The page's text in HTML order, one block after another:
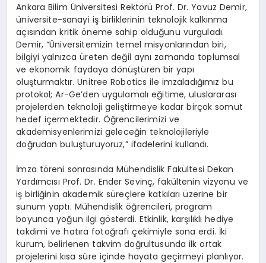
Ankara Bilim Üniversitesi Rektörü Prof. Dr. Yavuz Demir,
üniversite-sanayi iş birliklerinin teknolojik kalkınma
açısından kritik öneme sahip olduğunu vurguladı.
Demir, “Üniversitemizin temel misyonlarından biri,
bilgiyi yalnızca üreten değil aynı zamanda toplumsal
ve ekonomik faydaya dönüştüren bir yapı
oluşturmaktır. Unitree Robotics ile imzaladığımız bu
protokol; Ar-Ge’den uygulamalı eğitime, uluslararası
projelerden teknoloji geliştirmeye kadar birçok somut
hedef içermektedir. Öğrencilerimizi ve
akademisyenlerimizi geleceğin teknolojileriyle
doğrudan buluşturuyoruz,” ifadelerini kullandı.
İmza töreni sonrasında Mühendislik Fakültesi Dekan
Yardımcısı Prof. Dr. Ender Sevinç, fakültenin vizyonu ve
iş birliğinin akademik süreçlere katkıları üzerine bir
sunum yaptı. Mühendislik öğrencileri, program
boyunca yoğun ilgi gösterdi. Etkinlik, karşılıklı hediye
takdimi ve hatıra fotoğrafı çekimiyle sona erdi. İki
kurum, belirlenen takvim doğrultusunda ilk ortak
projelerini kısa süre içinde hayata geçirmeyi planlıyor.